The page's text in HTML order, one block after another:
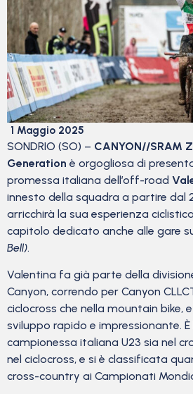
1 Maggio 2025
SONDRIO (SO) – CANYON//SRAM
Generation è orgogliosa di
promessa italiana dell’off-road
innesto della squadra a partire dal
arricchirà la sua esperienza
capitolo dedicato anche alle gare
Bell).
Valentina fa già parte della
Canyon, correndo per Canyon
ciclocross che nella mountain bike,
sviluppo rapido e impressionante. È
campionessa italiana U23 sia nel
nel ciclocross, e si è classificata
cross-country ai Campionati